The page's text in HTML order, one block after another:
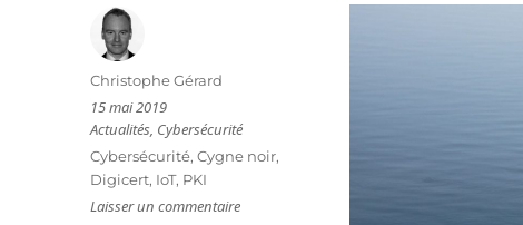
Auteur
Christophe Gérard
Publié
le
15 mai 2019
Catégories
Actualités, Cybersécurité
Étiquettes
Cybersécurité,Cygne noir,
Digicert, IoT, PKI
Laisser un commentairesur